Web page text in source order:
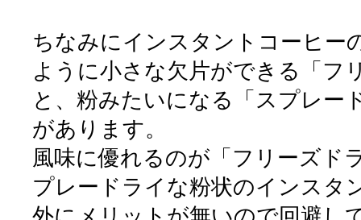
ちなみにインスタントコーヒー
ように小さな欠片ができる「フ
と、粉みたいになる「スプレー
があります。
風味に優れるのが「フリーズド
プレードライな粉状のインスタ